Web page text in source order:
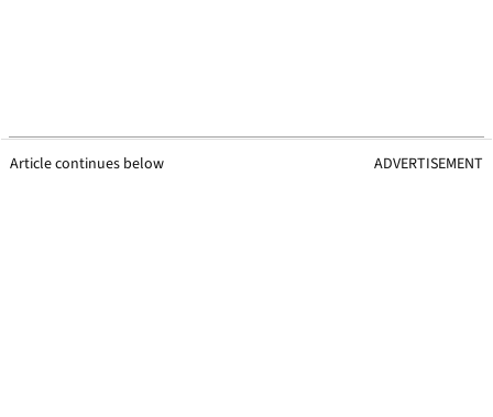
Article continues below ADVERTISEMENT